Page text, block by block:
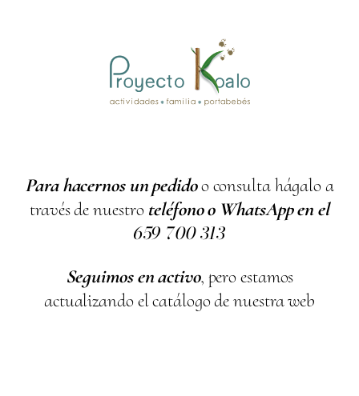
Para hacernos un pedidoo consulta hágalo a
través de nuestro teléfono o WhatsApp en el
659 700313
Seguimos en activo, pero estamos
actualizando el catálogo de nuestra web